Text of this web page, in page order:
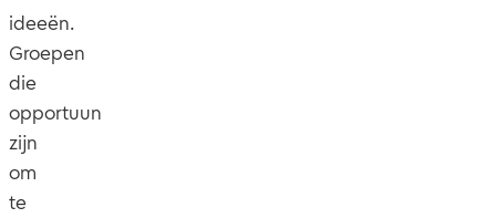
ideeën.
Groepen
die
opportuun
zijn
om
te